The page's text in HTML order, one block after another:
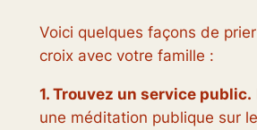
Voici quelques façons de
croix avec votre famille :
1. Trouvez un service public.
une méditation publique sur